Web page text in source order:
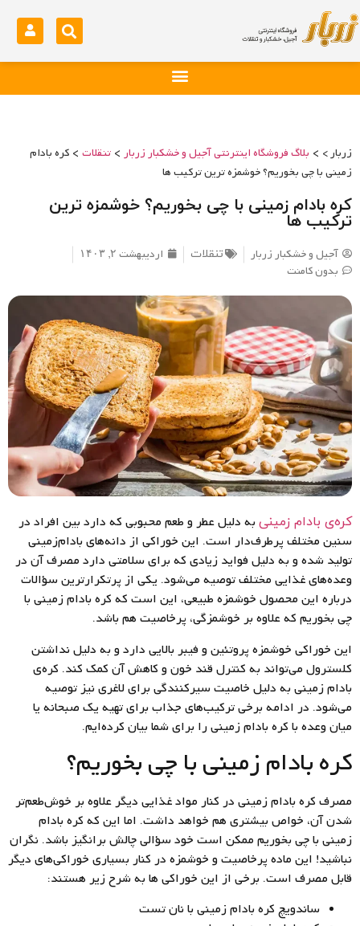
زربار > > بلاگ فروشگاه اینترنتی آجیل و خشکبار زربار > تنقلات > کره بادام
زمینی با چی بخوریم؟ خوشمزه ترین ترکیب ها
کره بادام زمینی با چی بخوریم؟ خوشمزه ترین
ترکیب ها
آجیل و خشکبار زربار تنقلات
اردیبهشت ۲, ۱۴۰۳
بدون کامنت
کره‌ی بادام زمینیبه دلیل عطر و طعم محبوبی که دارد بین افراد در
سنین مختلف پرطرف‌دار است. این خوراکی از دانه‌های بادام‌زمینی
تولید شده و به دلیل فواید زیادی که برای سلامتی دارد مصرف آن در
وعده‌های غذایی مختلف توصیه می‌شود. یکی از پرتکرارترین سؤالات
درباره این محصول خوشمزه طبیعی، این است که کره بادام زمینی با
چی بخوریم که علاوه بر خوشمزگی، پرخاصیت هم باشد.
این خوراکی خوشمزه پروتئین و فیبر بالایی دارد و به دلیل نداشتن
کلسترول می‌تواند به کنترل قند خون و کاهش آن کمک کند. کره‌ی
بادام زمینی به دلیل خاصیت سیرکنندگی برای لاغری نیز توصیه
می‌شود. در ادامه برخی ترکیب‌های جذاب برای تهیه یک صبحانه یا
میان وعده با کره بادام زمینی را برای شما بیان کرده‌ایم.
کره بادام زمینی با چی بخوریم؟
مصرف کره بادام زمینی در کنار مواد غذایی دیگر علاوه بر خوش‌طعم‌تر
شدن آن، خواص بیشتری هم خواهد داشت. اما این که کره بادام
زمینی با چی بخوریم ممکن است خود سؤالی چالش برانگیز باشد. نگران
نباشید! این ماده پرخاصیت و خوشمزه در کنار بسیاری خوراکی‌های دیگر
قابل مصرف است. برخی از این خوراکی ها به شرح زیر هستند:
ساندویچ کره بادام زمینی با نان تست